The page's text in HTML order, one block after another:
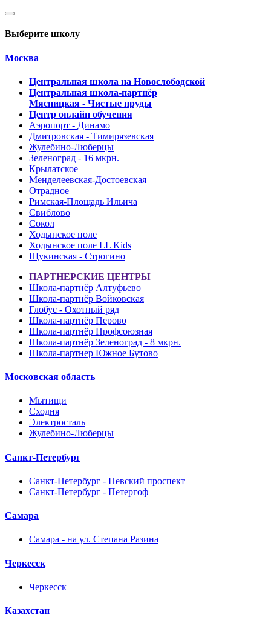
Выберите школу
Москва
Центральная школа на Новослободской
Центральная школа-партнёр
Мясницкая - Чистые пруды
Центр онлайн обучения
Аэропорт - Динамо
Дмитровская - Тимирязевская
Жулебино-Люберцы
Зеленоград - 16 мкрн.
Крылатское
Менделеевская-Достоевская
Отрадное
Римская-Площадь Ильича
Свиблово
Сокол
Ходынское поле
Ходынское поле LL Kids
Щукинская - Строгино
ПАРТНЕРСКИЕ ЦЕНТРЫ
Школа-партнёр Алтуфьево
Школа-партнёр Войковская
Глобус - Охотный ряд
Школа-партнёр Перово
Школа-партнёр Профсоюзная
Школа-партнёр Зеленоград - 8 мкрн.
Школа-партнер Южное Бутово
Московская область
Мытищи
Сходня
Электросталь
Жулебино-Люберцы
Санкт-Петербург
Санкт-Петербург - Невский проспект
Санкт-Петербург - Петергоф
Самара
Самара - на ул. Степана Разина
Черкесск
Черкесск
Казахстан